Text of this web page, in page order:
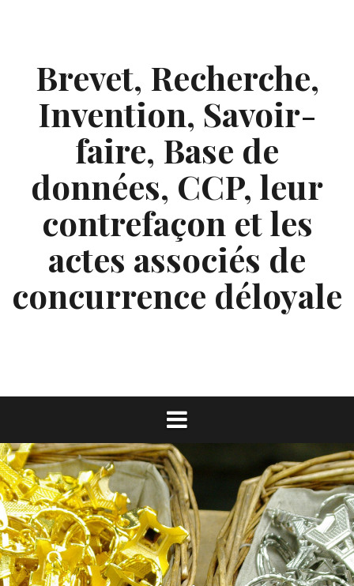
Brevet, Recherche,
Invention, Savoir-
faire, Base de
données, CCP, leur
contrefaçon et les
actes associés de
concurrence déloyale